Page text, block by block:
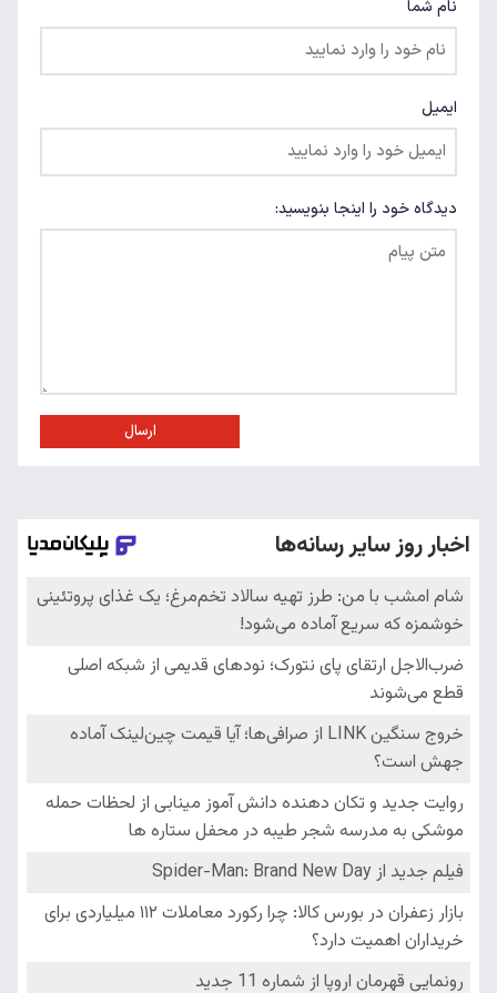
نام شما
ایمیل
دیدگاه خود را اینجا بنویسید:
ارسال